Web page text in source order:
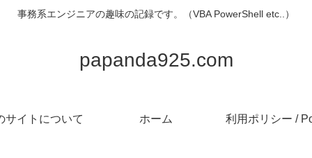
事務系エンジニアの趣味の記録です。（VBA PowerShell etc..）
papanda925.com
サイトについて ホーム 利用ポリシー /